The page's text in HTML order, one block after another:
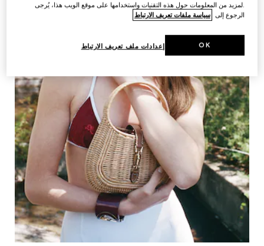
.لمزيد من المعلومات حول هذه التقنيات واستخدامها على موقع الويب هذا، يُرجى
الرجوع إلى سياسة ملفات تعريف الارتباط
إعدادات ملف تعريف الارتباط OK